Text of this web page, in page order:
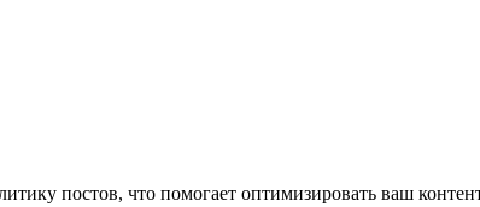
постов, что помогает оптимизировать ваш